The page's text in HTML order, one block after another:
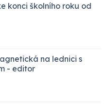
konci školního roku od
na lednici s
- editor